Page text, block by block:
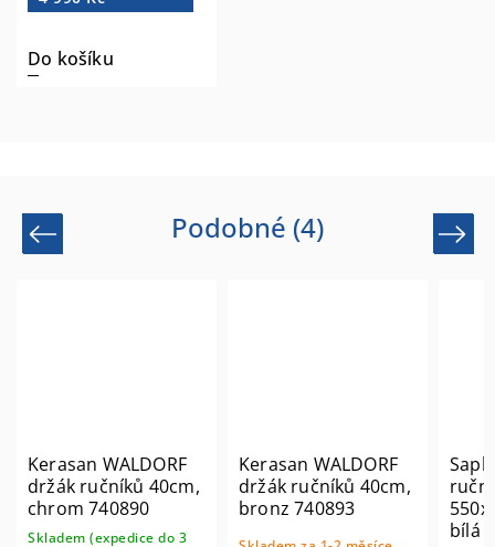
Do košíku
Podobné (4)
Previous
Kerasan WALDORF
držák ručníků 40cm,
chrom 740890
Skladem (expedice do 3
Kerasan WALDORF
držák ručníků 40cm,
bronz 740893
bílá
Next